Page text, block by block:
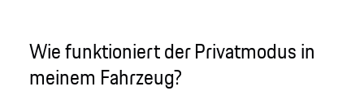
Wie funktioniert der Privatmodus in
meinem Fahrzeug?